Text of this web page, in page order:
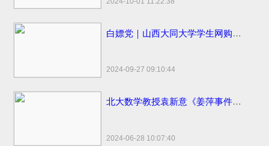
白嫖党｜山西大同大学学生网购申请“仅退款”被拒骂客服一小时
2024-09-27 09:10:44
北大数学教授袁新意《姜萍事件的疑点分析》点评姜萍板书 阿里巴巴竞赛受质疑
2024-06-28 10:07:40